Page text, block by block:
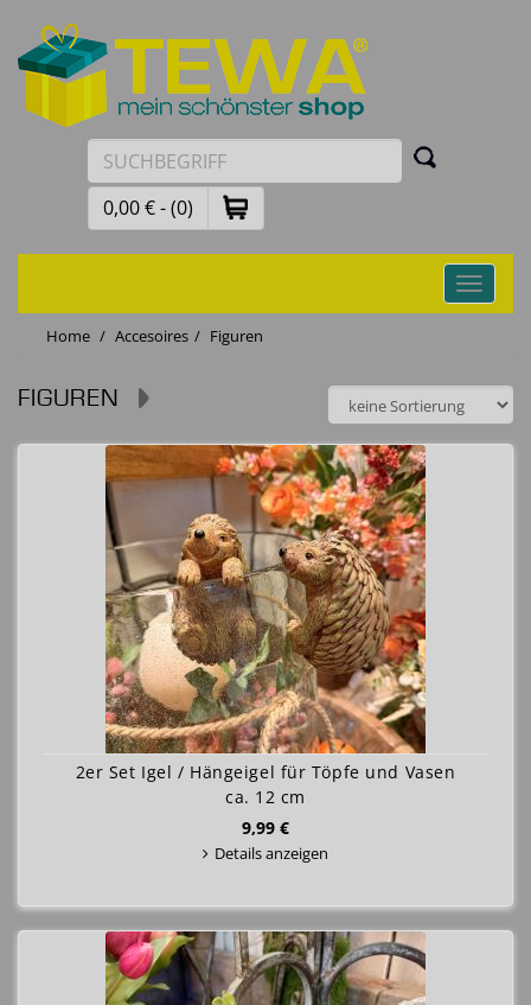
0,00 € - (0)
Toggle
Home
Accesoires Figuren
FIGUREN
2er Set Igel / Hängeigel für Töpfe und Vasen
ca. 12 cm
9,99 €
Details anzeigen